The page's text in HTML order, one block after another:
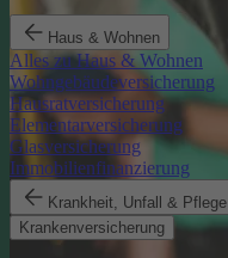
Haus & Wohnen
Alles zu Haus & Wohnen
Wohngebäudeversicherung
Hausratversicherung
Elementarversicherung
Glasversicherung
Immobilienfinanzierung
Krankheit, Unfall & Pflege
Krankenversicherung